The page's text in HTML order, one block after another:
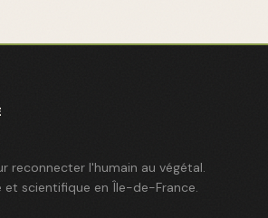
reconnecter l'humain au végétal.
et scientifique en Île-de-France.